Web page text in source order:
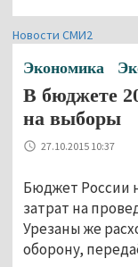
Новости СМИ2
Экономика
В бюджете
на выборы
27.10.2015 10:37
Бюджет России
затрат на
Урезаны же
оборону,